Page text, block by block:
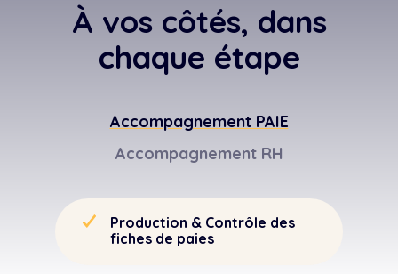
À vos côtés, dans
chaque étape
Accompagnement PAIE
Accompagnement RH
Production & Contrôle des
fiches de paies